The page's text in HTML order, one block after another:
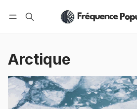
Nous soutenir
Arctique